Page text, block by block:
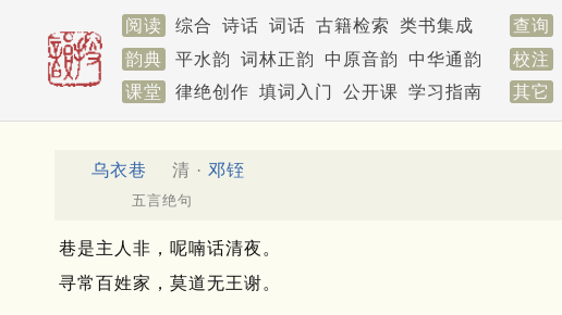
阅读 综合 诗话 词话 古籍检索 类书集成 查询
韵典
平水韵 词林正韵 中原音韵 中华通韵 校注
课堂
律绝创作 填词入门 公开课 学习指南 其它
乌衣巷 清 · 邓铚
五言绝句
巷是主人非，呢喃话清夜。
寻常百姓家，莫道无王谢。